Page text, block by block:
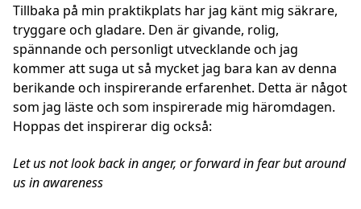
Tillbaka på min praktikplats har jag känt mig säkrare,
tryggare och gladare. Den är givande, rolig,
spännande och personligt utvecklande och jag
kommer att suga ut så mycket jag bara kan av denna
berikande och inspirerande erfarenhet. Detta är något
som jag läste och som inspirerade mig häromdagen.
Hoppas det inspirerar dig också:
Let us not look back in anger, or forward in fear but around
us inawareness